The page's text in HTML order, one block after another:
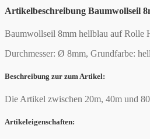
Artikelbeschreibung Baumwollseil
Baumwollseil 8mm hellblau auf Rolle
Durchmesser: Ø 8mm, Grundfarbe:
Beschreibung zur zum Artikel:
Die Artikel zwischen 20m, 40m und
Artikeleigenschaften: